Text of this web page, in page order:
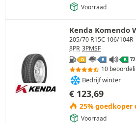
Voorraad
Kenda Komendo
205/70 R15C 106/104R
8PR 3PMSF
D B B
10
Bedrijf winter
€ 123,69
25% goedkoper
Voorraad